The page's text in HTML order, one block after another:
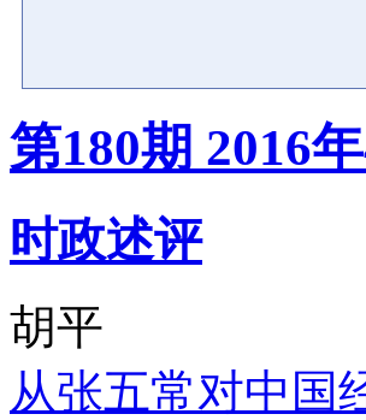
第180期 2016
时政述评
胡平
从张五常对中国